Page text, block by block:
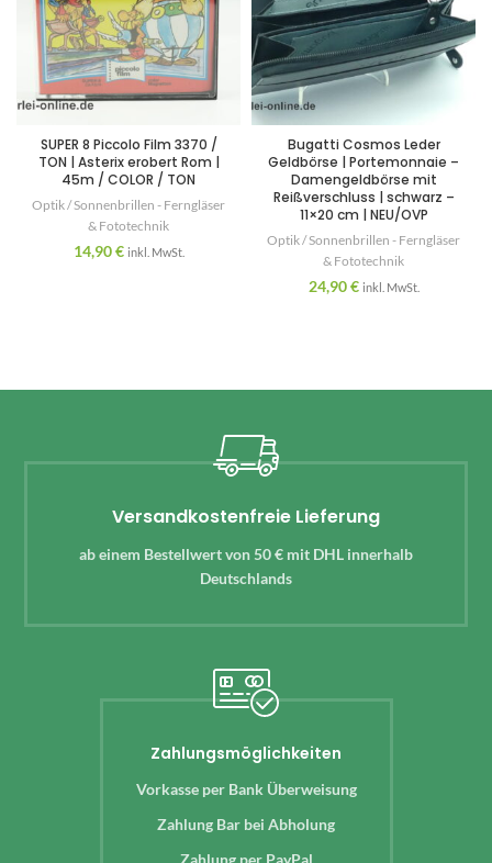
SUPER 8 Piccolo Film 3370 /
TON | Asterix erobert Rom |
45m / COLOR / TON
Optik / Sonnenbrillen - Ferngläser
& Fototechnik
14,90€ inkl. MwSt.
Bugatti Cosmos Leder
Geldbörse | Portemonnaie –
Damengeldbörse mit
Reißverschluss | schwarz –
11×20 cm | NEU/OVP
Optik / Sonnenbrillen - Ferngläser
& Fototechnik
24,90€ inkl. MwSt.
Versandkostenfreie Lieferung
ab einem Bestellwert von 50 € mit DHL innerhalb
Deutschlands
Zahlungsmöglichkeiten
Vorkasse per Bank Überweisung
Zahlung Bar bei Abholung
Zahlung per PayPal